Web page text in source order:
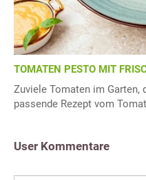
TOMATEN PESTO MIT
Zuviele Tomaten im Garten,
passende Rezept vom
User Kommentare